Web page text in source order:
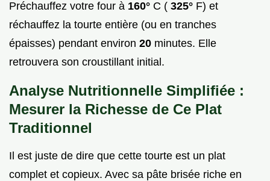
Préchauffez votre four à 160° C ( 325° F) et
réchauffez la tourte entière (ou en tranches
épaisses) pendant environ 20 minutes. Elle
retrouvera son croustillant initial.
Analyse Nutritionnelle Simplifiée :
Mesurer la Richesse de Ce Plat
Traditionnel
Il est juste de dire que cette tourte est un plat
complet et copieux. Avec sa pâte brisée riche en